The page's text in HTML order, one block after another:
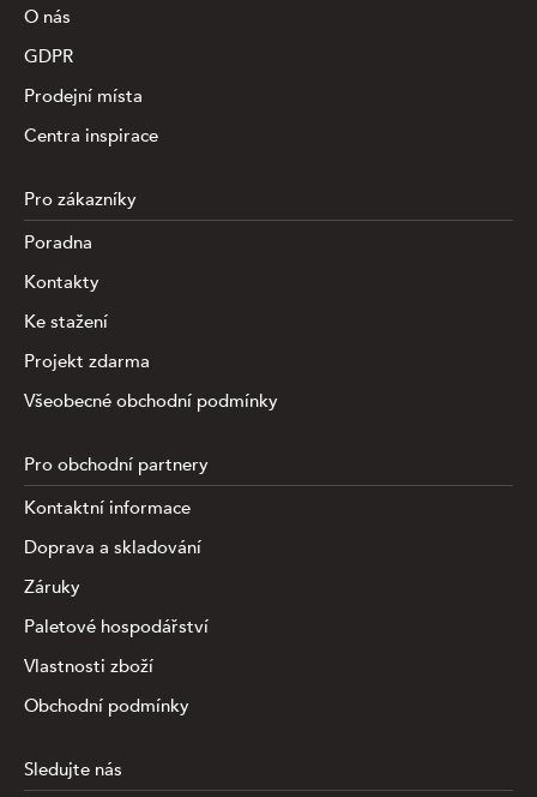
O nás
GDPR
Prodejní místa
Centra inspirace
Pro zákazníky
Poradna
Kontakty
Ke stažení
Projekt zdarma
Všeobecné obchodní podmínky
Pro obchodní partnery
Kontaktní informace
Doprava a skladování
Záruky
Paletové hospodářství
Vlastnosti zboží
Obchodní podmínky
Sledujte nás